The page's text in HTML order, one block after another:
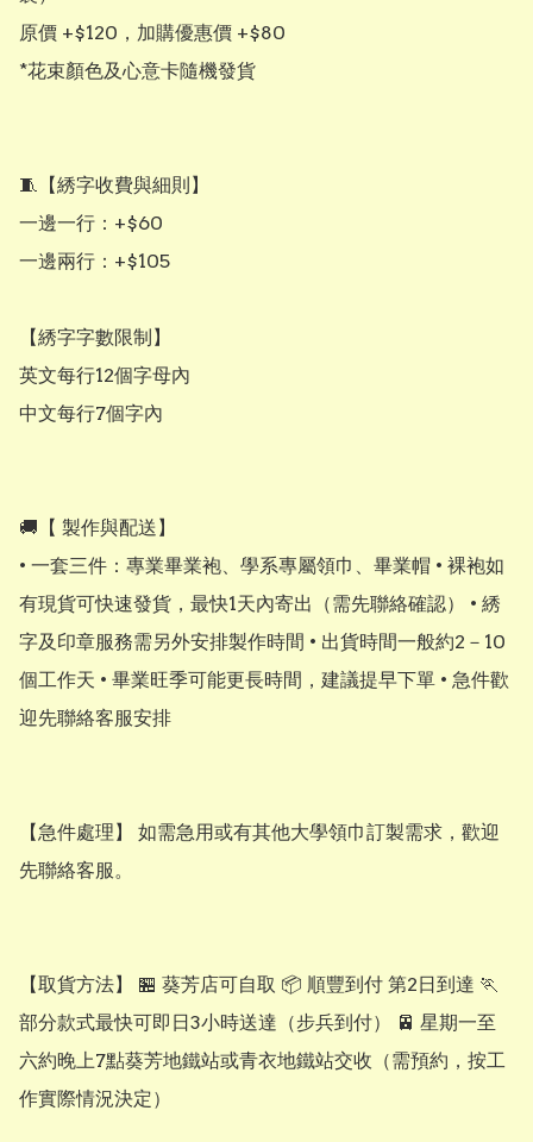
原價 +$120，加購優惠價 +$80
*花束顏色及心意卡隨機發貨
🧵【綉字收費與細則】
一邊一行：+$60
一邊兩行：+$105
【綉字字數限制】
英文每行12個字母內
中文每行7個字內
🚚【 製作與配送】
• 一套三件：專業畢業袍、學系專屬領巾、畢業帽 • 裸袍如
有現貨可快速發貨，最快1天內寄出（需先聯絡確認） • 綉
字及印章服務需另外安排製作時間 • 出貨時間一般約2－10
個工作天 • 畢業旺季可能更長時間，建議提早下單 • 急件歡
迎先聯絡客服安排
【急件處理】 如需急用或有其他大學領巾訂製需求，歡迎
先聯絡客服。
【取貨方法】 🏪 葵芳店可自取 📦 順豐到付 第2日到達 🏃
部分款式最快可即日3小時送達（步兵到付） 🚈 星期一至
六約晚上7點葵芳地鐵站或青衣地鐵站交收（需預約，按工
作實際情況決定）